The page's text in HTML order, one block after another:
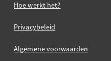
Hoe werkt het?
Privacybeleid
Algemene voorwaarden